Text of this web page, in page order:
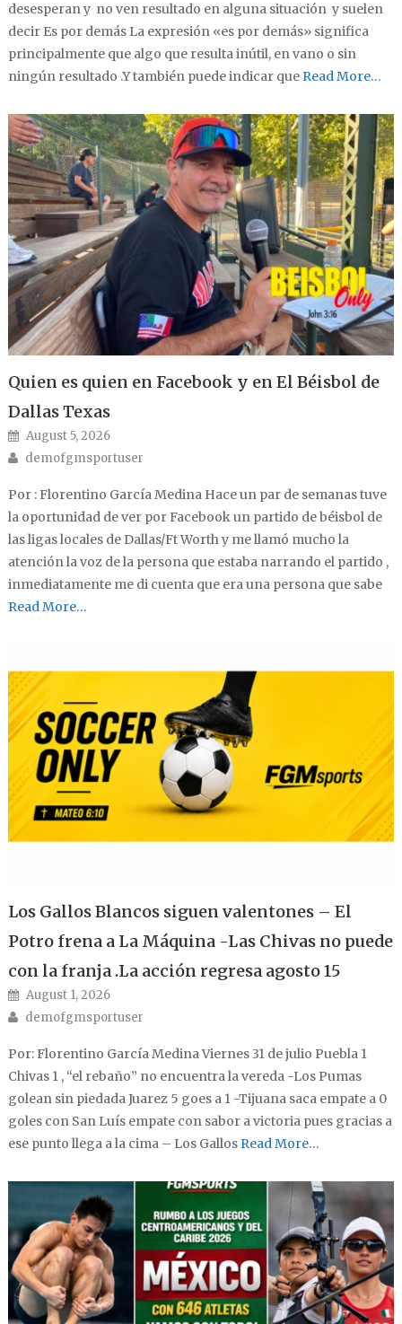
desesperan y no ven resultado en alguna situación y suelen
decir Es por demás La expresión «es por demás» significa
principalmente que algo que resulta inútil, en vano o sin
ningún resultado .Y también puede indicar queRead More…
Quien es quien en Facebook y en El Béisbol de
Dallas Texas
Posted on
August 5, 2026
Author
demofgmsportuser
Por : Florentino García Medina Hace un par de semanas tuve
la oportunidad de ver por Facebook un partido de béisbol de
las ligas locales de Dallas/Ft Worth y me llamó mucho la
atención la voz de la persona que estaba narrando el partido ,
inmediatamente me di cuenta que era una persona que sabe
Read More…
Los Gallos Blancos siguen valentones – El
Potro frena a La Máquina -Las Chivas no puede
con la franja .La acción regresa agosto 15
Posted on
August 1, 2026
Author
demofgmsportuser
Por: Florentino García Medina Viernes 31 de julio Puebla 1
Chivas 1 , “el rebaño” no encuentra la vereda -Los Pumas
golean sin piedada Juarez 5 goes a 1 -Tijuana saca empate a 0
goles con San Luís empate con sabor a victoria pues gracias a
ese punto llega a la cima – Los GallosRead More…